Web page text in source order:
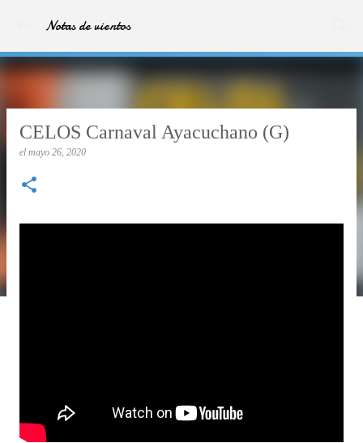
Ir al contenido principal
Notas de vientos
CELOS Carnaval Ayacuchano (G)
el mayo 26, 2020